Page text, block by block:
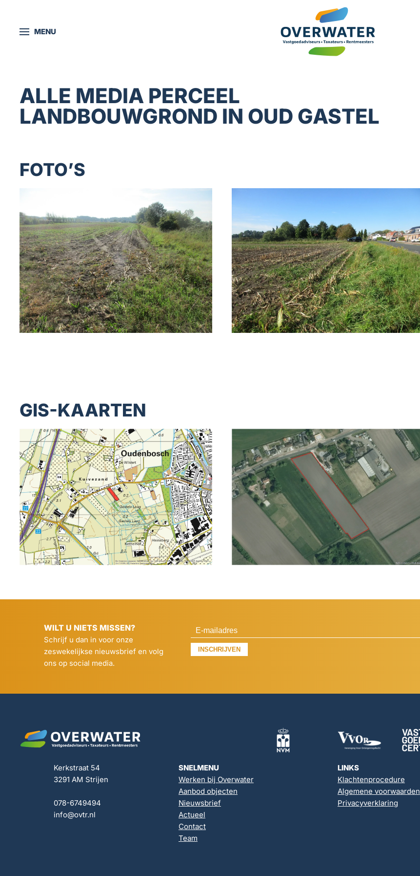
MENU
ALLE MEDIA PERCEEL
LANDBOUWGROND IN OUD GASTEL
FOTO’S
GIS-KAARTEN
WILT U NIETS MISSEN?
Schrijf u dan in voor onze
zeswekelijkse nieuwsbrief en volg
ons op social media.
INSCHRIJVEN
Kerkstraat 54
3291 AM Strijen
078-6749494
info@ovtr.nl
SNELMENU
Werken bij Overwater
Aanbod objecten
Nieuwsbrief
Actueel
Contact
Team
LINKS
Klachtenprocedure
Algemene voorwaarden
Privacyverklaring